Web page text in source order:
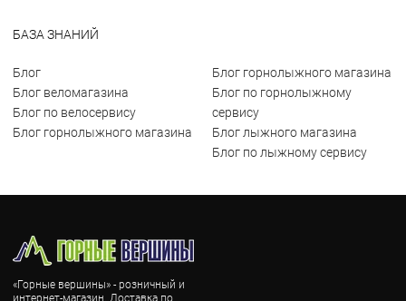
БАЗА ЗНАНИЙ
Блог
Блог веломагазина
Блог по велосервису
Блог горнолыжного магазина
Блог горнолыжного магазина
Блог по горнолыжному
сервису
Блог лыжного магазина
Блог по лыжному сервису
«Горные вершины» - розничный и
интернет-магазин. Доставка по